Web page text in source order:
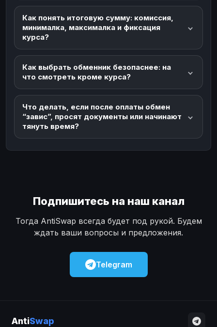
Как понять итоговую сумму: комиссия,
минималка, максималка и фиксация
курса?
Как выбрать обменник безопаснее: на
что смотреть кроме курса?
Что делать, если после оплаты обмен
“завис”, просят документы или начинают
тянуть время?
Подпишитесь на наш канал
Тогда AntiSwap всегда будет под рукой. Будем
ждать ваши вопросы и предложения.
Telegram
AntiSwap